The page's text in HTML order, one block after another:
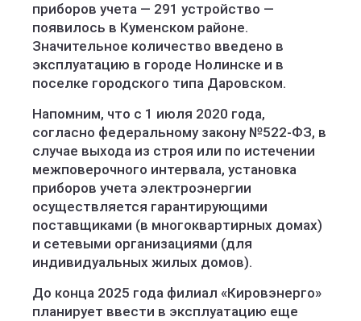
приборов учета — 291 устройство —
появилось в Куменском районе.
Значительное количество введено в
эксплуатацию в городе Нолинске и в
поселке городского типа Даровском.
Напомним, что с 1 июля 2020 года,
согласно федеральному закону №522-ФЗ, в
случае выхода из строя или по истечении
межповерочного интервала, установка
приборов учета электроэнергии
осуществляется гарантирующими
поставщиками (в многоквартирных домах)
и сетевыми организациями (для
индивидуальных жилых домов).
До конца 2025 года филиал «Кировэнерго»
планирует ввести в эксплуатацию еще